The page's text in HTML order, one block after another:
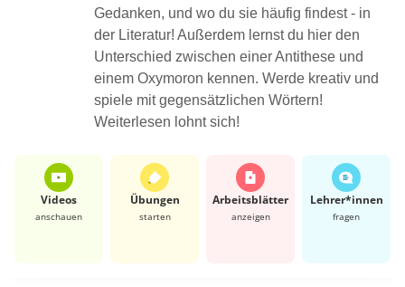
Gedanken, und wo du sie häufig findest - in
der Literatur! Außerdem lernst du hier den
Unterschied zwischen einer Antithese und
einem Oxymoron kennen. Werde kreativ und
spiele mit gegensätzlichen Wörtern!
Weiterlesen lohnt sich!
Videos
anschauen
Übungen
starten
Arbeits­blätter
anzeigen
Lehrer*​innen
fragen